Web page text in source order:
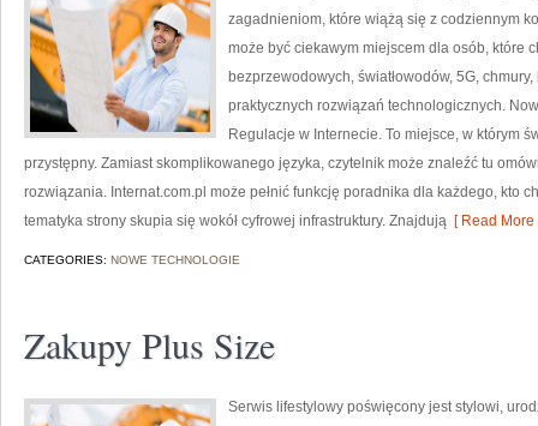
zagadnieniom, które wiążą się z codziennym
może być ciekawym miejscem dla osób, które
bezprzewodowych, światłowodów, 5G,
praktycznych rozwiązań technologicznych.
Regulacje w Internecie. To miejsce, w którym
przystępny. Zamiast skomplikowanego języka, czytelnik może znaleźć tu
rozwiązania. Internat.com.pl może pełnić funkcję poradnika dla każdego, kto
tematyka strony skupia się wokół cyfrowej infrastruktury. Znajdują [ Read More
CATEGORIES: NOWE TECHNOLOGIE
Zakupy Plus Size
Serwis lifestylowy poświęcony jest stylowi,